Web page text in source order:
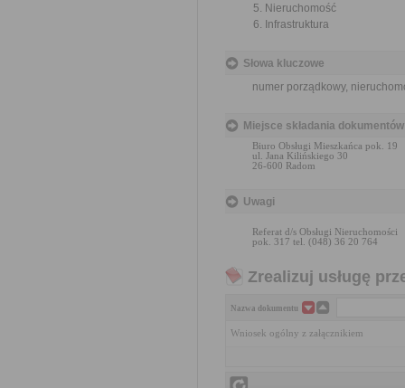
Nieruchomość
Infrastruktura
Słowa kluczowe
numer porządkowy,
Miejsce składania dokumentów
Biuro Obsługi Mieszkańca pok. 19
ul. Jana Kilińskiego 30
26-600 Radom
Uwagi
Referat d/s Obsługi Nieruchomości
pok. 317 tel. (048) 36 20 764
Zrealizuj usługę
Nazwa dokumentu
Wniosek ogólny z załącznikiem